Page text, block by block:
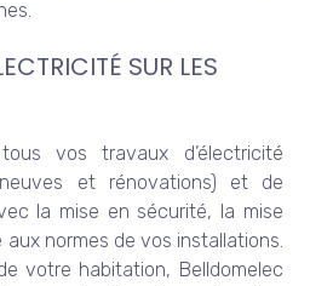
SUR LES
vos travaux d’électricité
et rénovations) et de
la mise en sécurité, la mise
normes de vos installations.
votre habitation, Belldomelec